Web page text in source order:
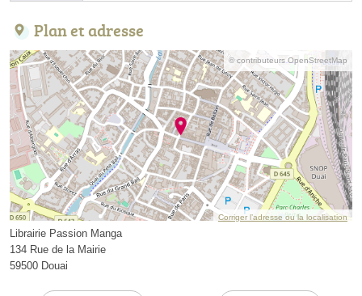
Plan et adresse
© contributeurs OpenStreetMap
Corriger l’adresse ou la localisation
Librairie Passion Manga
134 Rue de la Mairie
59500 Douai